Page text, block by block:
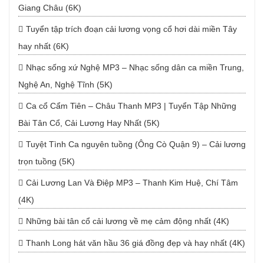
Giang Châu (6K)
Tuyển tập trích đoạn cải lương vọng cổ hơi dài miền Tây
hay nhất (6K)
Nhạc sống xứ Nghệ MP3 – Nhạc sống dân ca miền Trung,
Nghệ An, Nghệ Tĩnh (5K)
Ca cổ Cẩm Tiên – Châu Thanh MP3 | Tuyển Tập Những
Bài Tân Cổ, Cải Lương Hay Nhất (5K)
Tuyệt Tình Ca nguyên tuồng (Ông Cò Quận 9) – Cải lương
trọn tuồng (5K)
Cải Lương Lan Và Điệp MP3 – Thanh Kim Huệ, Chí Tâm
(4K)
Những bài tân cổ cải lương về mẹ cảm động nhất (4K)
Thanh Long hát văn hầu 36 giá đồng đẹp và hay nhất (4K)